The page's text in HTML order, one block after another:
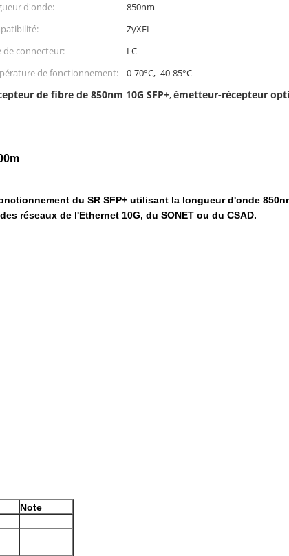
d'onde:
850nm
ZyXEL
de connecteur:
LC
de fonctionnement:
0-70°C, -40-85°C
de fibre de 850nm 10G SFP+,émetteur-récepteur
du SR SFP+ utilisant la longueur d'onde
réseaux de l'Ethernet 10G, du SONET ou du CSAD.
Note